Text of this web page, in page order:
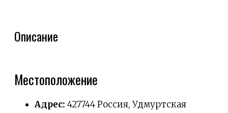
Описание
Местоположение
Адрес: 427744 Россия, Удмуртская